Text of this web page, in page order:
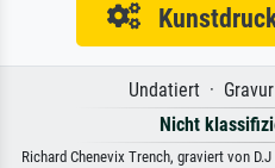
Undatiert ·
Nicht
Richard Chenevix Trench, graviert von